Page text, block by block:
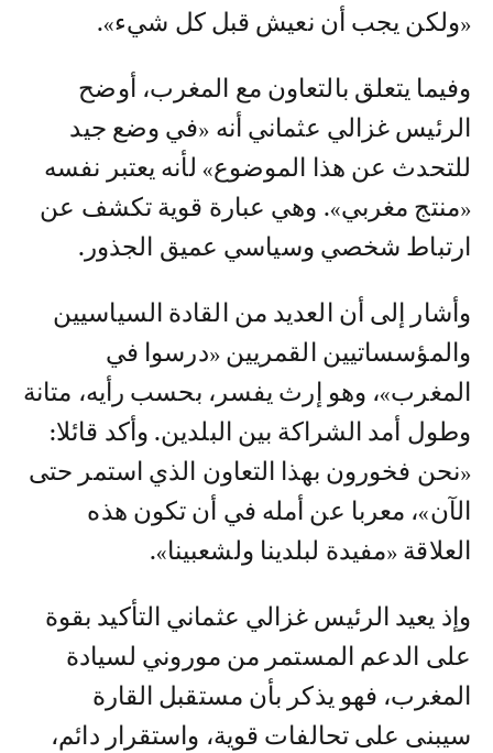
«ولكن يجب أن نعيش قبل كل شيء».
وفيما يتعلق بالتعاون مع المغرب، أوضح
الرئيس غزالي عثماني أنه «في وضع جيد
للتحدث عن هذا الموضوع» لأنه يعتبر نفسه
«منتج مغربي». وهي عبارة قوية تكشف عن
ارتباط شخصي وسياسي عميق الجذور.
وأشار إلى أن العديد من القادة السياسيين
والمؤسساتيين القمريين «درسوا في
المغرب»، وهو إرث يفسر، بحسب رأيه، متانة
وطول أمد الشراكة بين البلدين. وأكد قائلا:
«نحن فخورون بهذا التعاون الذي استمر حتى
الآن»، معربا عن أمله في أن تكون هذه
العلاقة «مفيدة لبلدينا ولشعبينا».
وإذ يعيد الرئيس غزالي عثماني التأكيد بقوة
على الدعم المستمر من موروني لسيادة
المغرب، فهو يذكر بأن مستقبل القارة
سيبنى على تحالفات قوية، واستقرار دائم،